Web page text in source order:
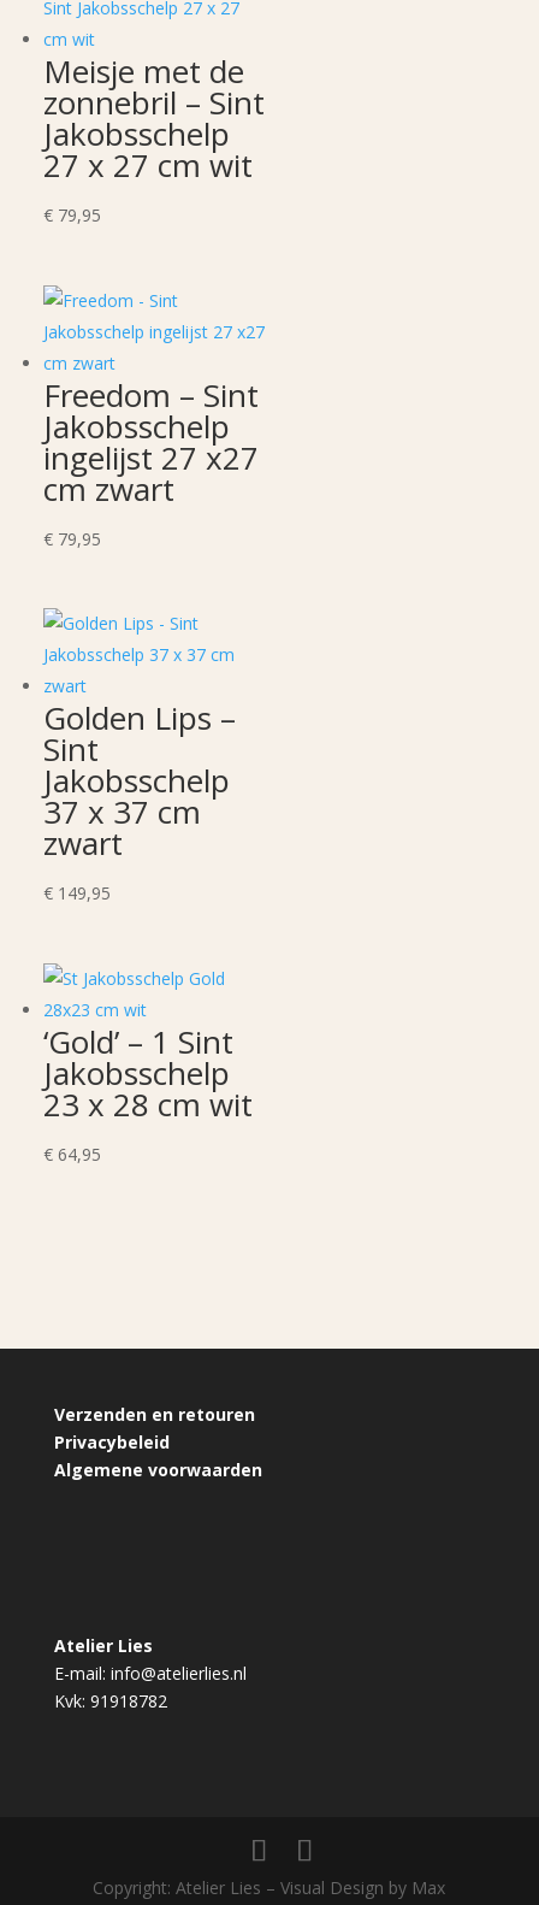
Meisje met de
zonnebril – Sint
Jakobsschelp
27 x 27 cm wit
€ 79,95
Freedom – Sint
Jakobsschelp
ingelijst 27 x27
cm zwart
€ 79,95
Golden Lips –
Sint
Jakobsschelp
37 x 37 cm
zwart
€ 149,95
‘Gold’ – 1 Sint
Jakobsschelp
23 x 28 cm wit
€ 64,95
Verzenden en retouren
Privacybeleid
Algemene voorwaarden
Atelier Lies
E-mail: info@atelierlies.nl
Kvk: 91918782
Copyright: Atelier Lies – Visual Design by Max